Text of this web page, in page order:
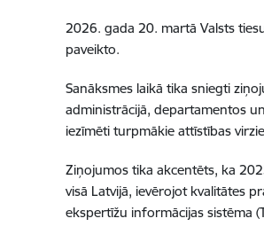
2026. gada 20. martā Valsts
paveikto.
Sanāksmes laikā tika sniegti
administrācijā, departamentos
iezīmēti turpmākie attīstības
Ziņojumos tika akcentēts, ka
visā Latvijā, ievērojot kvalitātes
ekspertīžu informācijas sistēma